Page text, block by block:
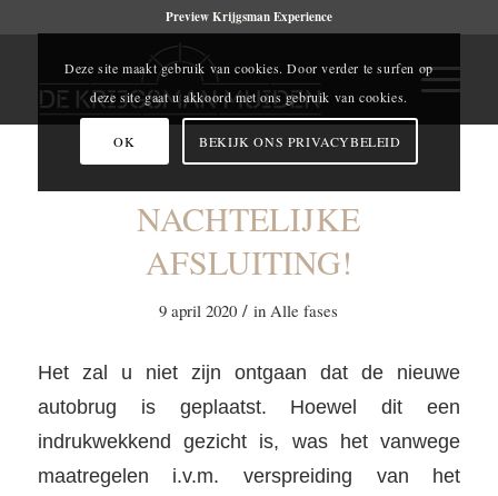
Preview Krijgsman Experience
NACHTELIJKE
AFSLUITING!
9 april 2020 / inAlle fases
Het zal u niet zijn ontgaan dat de nieuwe
autobrug is geplaatst. Hoewel dit een
indrukwekkend gezicht is, was het vanwege
maatregelen i.v.m. verspreiding van het
Deze site maakt gebruik van cookies. Door verder te surfen op
deze site gaat u akkoord met ons gebruik van cookies.
OK BEKIJK ONS PRIVACYBELEID